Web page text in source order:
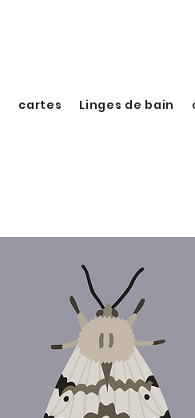
cartes Linges de bain